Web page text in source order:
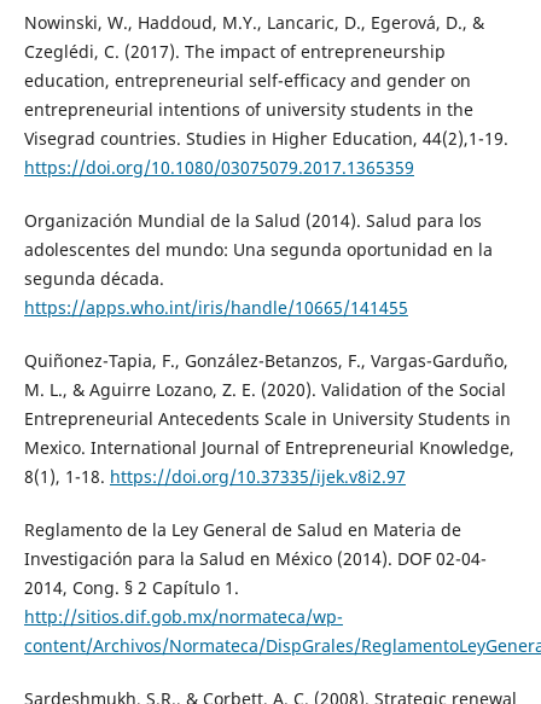
Nowinski, W., Haddoud, M.Y., Lancaric, D., Egerová, D., &
Czeglédi, C. (2017). The impact of entrepreneurship
education, entrepreneurial self-efficacy and gender on
entrepreneurial intentions of university students in the
Visegrad countries. Studies in Higher Education, 44(2),1-19.
https://doi.org/10.1080/03075079.2017.1365359
Organización Mundial de la Salud (2014). Salud para los
adolescentes del mundo: Una segunda oportunidad en la
segunda década.
https://apps.who.int/iris/handle/10665/141455
Quiñonez-Tapia, F., González-Betanzos, F., Vargas-Garduño,
M. L., & Aguirre Lozano, Z. E. (2020). Validation of the Social
Entrepreneurial Antecedents Scale in University Students in
Mexico. International Journal of Entrepreneurial Knowledge,
8(1), 1-18. https://doi.org/10.37335/ijek.v8i2.97
Reglamento de la Ley General de Salud en Materia de
Investigación para la Salud en México (2014). DOF 02-04-
2014, Cong. § 2 Capítulo 1.
http://sitios.dif.gob.mx/normateca/wp-
content/Archivos/Normateca/DispGrales/
Sardeshmukh, S.R., & Corbett, A. C. (2008). Strategic renewal